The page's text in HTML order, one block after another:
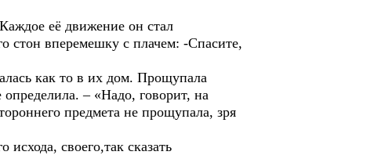
её движение он стал
стон вперемешку с плачем: -Спасите,
как то в их дом. Прощупала
– «Надо, говорит, на
предмета не прощупала, зря
своего,так сказать